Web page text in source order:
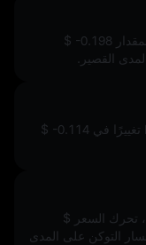
$ -0.198
القصير.
$ -0.114
$
التوكن على المدى